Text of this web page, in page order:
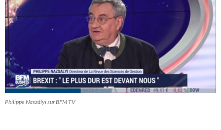
Philippe Naszályi sur BFM TV